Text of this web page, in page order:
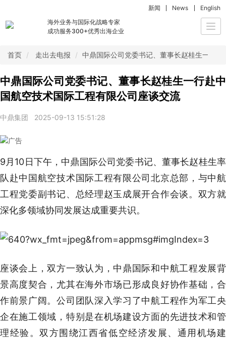
海外业务与国际化战略专家
成功服务300+优秀出海企业
新闻 News English
首页 走出去电报 中鼎国际公司党委书记、董事长赵桂生一行
中鼎国际公司党委书记、董事长赵桂生一行赴中
国航空技术国际工程有限公司座谈交流
中鼎集团 2025-09-13 15:51:28
9月10日下午，中鼎国际公司党委书记、董事长赵桂生率
队赴中国航空技术国际工程有限公司北京总部，与中航
工程党委副书记、总经理赵玉成展开合作会谈。双方就
深化多领域协同发展达成重要共识。
座谈会上，双方一致认为，中鼎国际和中航工程发展背
景高度契合，尤其在海外市场已形成良好协作基础，合
作前景广阔。公司团队深入学习了中航工程作为军工央
企在施工领域，特别是在机场建设方面的先进技术和管
理经验。双方围绕江西省低空经济发展、通用机场建